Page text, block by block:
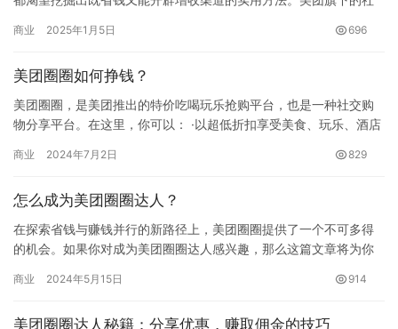
关…
商业 2025年1月5日 696
美团圈圈如何挣钱？
美团圈圈，是美团推出的特价吃喝玩乐抢购平台，也是一种社交购
物分享平台。在这里，你可以： ·以超低折扣享受美食、玩乐、酒店
商业 2024年7月2日 829
怎么成为美团圈圈达人？
在探索省钱与赚钱并行的新路径上，美团圈圈提供了一个不可多得
的机会。如果你对成为美团圈圈达人感兴趣，那么这篇文章将为你
交…
商业 2024年5月15日 914
美团圈圈达人秘籍：分享优惠，赚取佣金的技巧